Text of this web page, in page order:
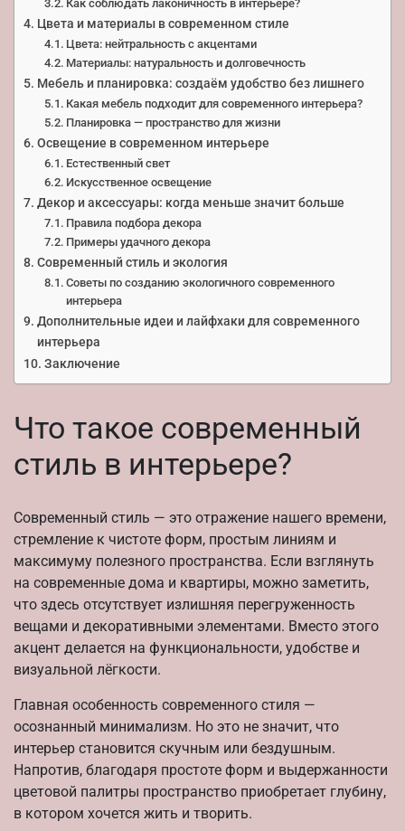
Как соблюдать лаконичность в интерьере?
Цвета и материалы в современном стиле
Цвета: нейтральность с акцентами
Материалы: натуральность и долговечность
Мебель и планировка: создаём удобство без лишнего
Какая мебель подходит для современного интерьера?
Планировка — пространство для жизни
Освещение в современном интерьере
Естественный свет
Искусственное освещение
Декор и аксессуары: когда меньше значит больше
Правила подбора декора
Примеры удачного декора
Современный стиль и экология
Советы по созданию экологичного современного
интерьера
Дополнительные идеи и лайфхаки для современного
интерьера
Заключение
Что такое современный
стиль в интерьере?
Современный стиль — это отражение нашего времени,
стремление к чистоте форм, простым линиям и
максимуму полезного пространства. Если взглянуть
на современные дома и квартиры, можно заметить,
что здесь отсутствует излишняя перегруженность
вещами и декоративными элементами. Вместо этого
акцент делается на функциональности, удобстве и
визуальной лёгкости.
Главная особенность современного стиля —
осознанный минимализм. Но это не значит, что
интерьер становится скучным или бездушным.
Напротив, благодаря простоте форм и выдержанности
цветовой палитры пространство приобретает глубину,
в котором хочется жить и творить.